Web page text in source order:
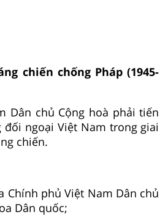
chiến chống Pháp (1945-
Dân chủ Cộng hoà phải tiến
ngoại Việt Nam trong giai
chiến.
Chính phủ Việt Nam Dân chủ
Dân quốc;